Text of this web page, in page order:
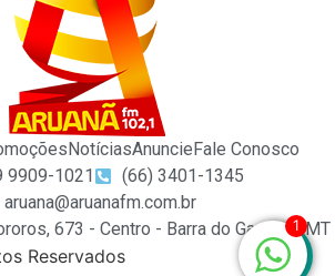
NotíciasAnuncieFale Conosco
9909-1021
(66) 3401-1345
aruana@aruanafm.com.br
673 - Centro - Barra do Garças / MT
Reservados
1